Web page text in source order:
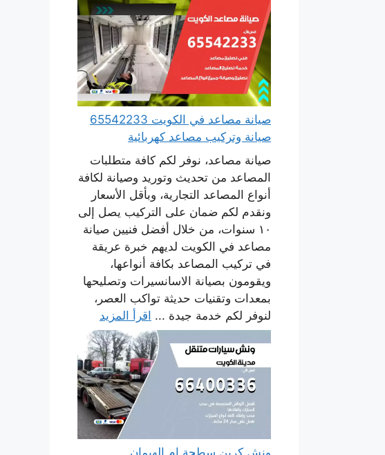
صيانة مصاعد في الكويت 65542233
صيانة وتركيب مصاعد كهربائية
صيانة مصاعد، نوفر لكم كافة متطلبات
المصاعد من تحديث وتوريد وصيانة لكافة
أنواع المصاعد التجارية، وبأقل الأسعار
ونقدم لكم ضمان على التركيب يصل إلى
١٠ سنوات، من خلال أفضل فنيين صيانة
مصاعد في الكويت لديهم خبرة عريقة
في تركيب المصاعد بكافة أنواعها،
ويقومون بصيانة الاسانسيرات وتصليحها
بمعدات وتقنيات حديثة تواكب العصر،
لنوفر لكم خدمة جيدة ... اقرأ المزيد
ونش كرين سطحة ام الهيمان